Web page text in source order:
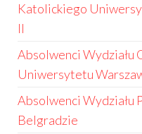
Katolickiego
II
Absolwenci Wydziału
Uniwersytetu
Absolwenci Wydziału
Belgradzie